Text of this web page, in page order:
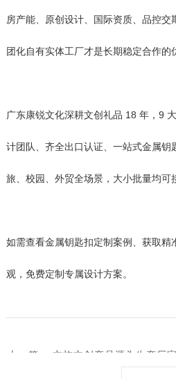
房产能、原创设计、国际资质、品控
团化自有实体工厂才是长期稳定合作的
广东康锐文化深耕文创礼品 18 年，9
计团队、齐全出口认证、一站式金属钥
旅、校园、外贸全场景，大小批量均可
如需查看金属钥匙扣定制案例、获取精
观，免费定制专属设计方案。
上一篇： 文旅文创产品源头生产厂